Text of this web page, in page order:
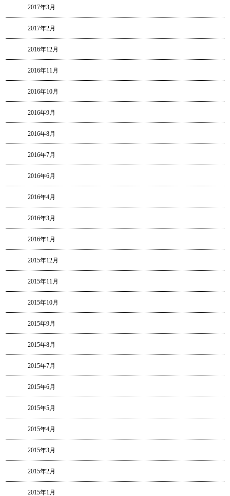
2017年3月
2017年2月
2016年12月
2016年11月
2016年10月
2016年9月
2016年8月
2016年7月
2016年6月
2016年4月
2016年3月
2016年1月
2015年12月
2015年11月
2015年10月
2015年9月
2015年8月
2015年7月
2015年6月
2015年5月
2015年4月
2015年3月
2015年2月
2015年1月